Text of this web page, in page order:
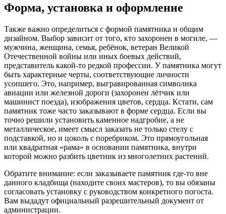
Форма, установка и оформление
Также важно определиться с формой памятника и общим
дизайном. Выбор зависит от того, кто захоронен в могиле, —
мужчина, женщина, семья, ребёнок, ветеран Великой
Отечественной войны или иных боевых действий,
представитель какой-то редкой профессии. У памятника могут
быть характерные черты, соответствующие личности
усопшего. Это, например, выгравированная символика
авиации или железной дороги (захоронен лётчик или
машинист поезда), изображения цветов, сердца. Кстати, сам
памятник тоже часто заказывают в форме сердца. Если вы
точно решили установить каменное надгробие, а не
металлическое, имеет смысл заказать не только стелу с
подставкой, но и цоколь с поребриком. Это прямоугольная
или квадратная «рама» в основании памятника, внутри
которой можно разбить цветник из многолетних растений.
Обратите внимание: если заказываете памятник где-то вне
данного кладбища (находите своих мастеров), то вы обязаны
согласовать установку с руководством конкретного погоста.
Вам выдадут официальный разрешительный документ от
администрации.